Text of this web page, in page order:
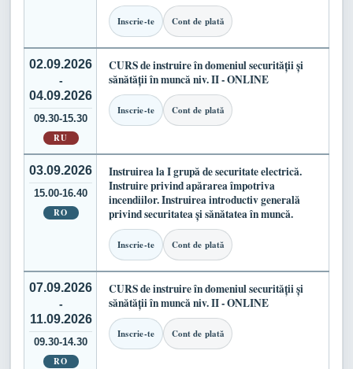
Inscrie-te Cont de plată
02.09.2026
-
04.09.2026
09.30-15.30
RU
CURS de instruire în domeniul securității și
sănătății în muncă niv. II - ONLINE
Inscrie-te Cont de plată
03.09.2026
15.00-16.40
RO
Instruirea la I grupă de securitate electrică.
Instruire privind apărarea împotriva
incendiilor. Instruirea introductiv generală
privind securitatea și sănătatea în muncă.
Inscrie-te Cont de plată
07.09.2026
-
11.09.2026
09.30-14.30
RO
CURS de instruire în domeniul securității și
sănătății în muncă niv. II - ONLINE
Inscrie-te Cont de plată